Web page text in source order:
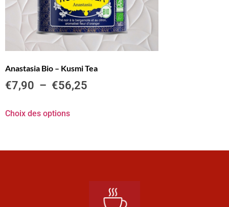
Anastasia Bio – Kusmi Tea
€7,90 – €56,25
Choix des options